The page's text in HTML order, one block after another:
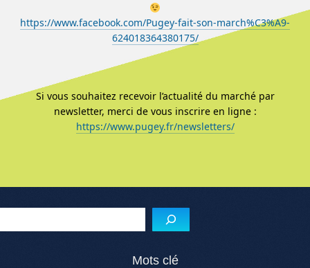
https://www.facebook.com/Pugey-fait-son-march%C3%A9-
624018364380175/
Si vous souhaitez recevoir l’actualité du marché par
newsletter, merci de vous inscrire en ligne :
https://www.pugey.fr/newsletters/
Menu de l'article
Mots clé